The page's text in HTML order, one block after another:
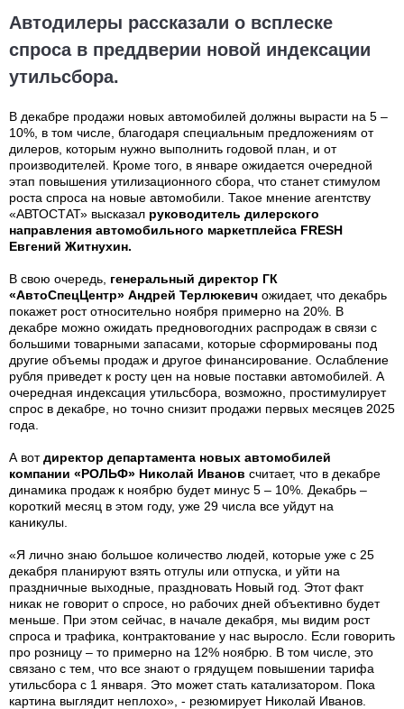
Автодилеры рассказали о всплеске
спроса в преддверии новой индексации
утильсбора.
В декабре продажи новых автомобилей должны вырасти на 5 –
10%, в том числе, благодаря специальным предложениям от
дилеров, которым нужно выполнить годовой план, и от
производителей. Кроме того, в январе ожидается очередной
этап повышения утилизационного сбора, что станет стимулом
роста спроса на новые автомобили. Такое мнение агентству
«АВТОСТАТ» высказал руководитель дилерского
направления автомобильного маркетплейса FRESH
Евгений Житнухин.
В свою очередь, генеральный директор ГК
«АвтоСпецЦентр» Андрей Терлюкевич ожидает, что декабрь
покажет рост относительно ноября примерно на 20%. В
декабре можно ожидать предновогодних распродаж в связи с
большими товарными запасами, которые сформированы под
другие объемы продаж и другое финансирование. Ослабление
рубля приведет к росту цен на новые поставки автомобилей. А
очередная индексация утильсбора, возможно, простимулирует
спрос в декабре, но точно снизит продажи первых месяцев 2025
года.
А вотдиректор департамента новых автомобилей
компании «РОЛЬФ» Николай Иванов считает, что в декабре
динамика продаж к ноябрю будет минус 5 – 10%. Декабрь –
короткий месяц в этом году, уже 29 числа все уйдут на
каникулы.
«Я лично знаю большое количество людей, которые уже с 25
декабря планируют взять отгулы или отпуска, и уйти на
праздничные выходные, праздновать Новый год. Этот факт
никак не говорит о спросе, но рабочих дней объективно будет
меньше. При этом сейчас, в начале декабря, мы видим рост
спроса и трафика, контрактование у нас выросло. Если говорить
про розницу – то примерно на 12% ноябрю. В том числе, это
связано с тем, что все знают о грядущем повышении тарифа
утильсбора с 1 января. Это может стать катализатором. Пока
картина выглядит неплохо», - резюмирует Николай Иванов.